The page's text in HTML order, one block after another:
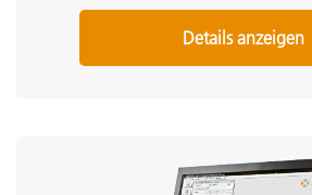
Details anzeigen